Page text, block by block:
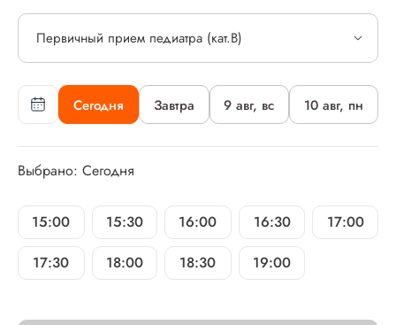
Сегодня Завтра 9 авг, вс 10 авг, пн
Выбрано: Сегодня
15:00 15:30 16:00 16:30
17:00
17:30
18:00 18:30 19:00
Первичный прием педиатра (кат.В)